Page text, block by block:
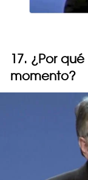
17. ¿Por
momento?